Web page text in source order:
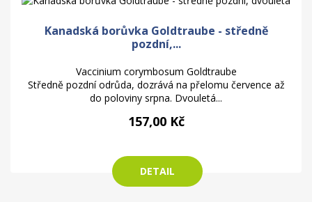
Kanadská borůvka Goldtraube - středně
pozdní,...
Vaccinium corymbosum Goldtraube
Středně pozdní odrůda, dozrává na přelomu července až
do poloviny srpna. Dvouletá...
157,00 Kč
DETAIL